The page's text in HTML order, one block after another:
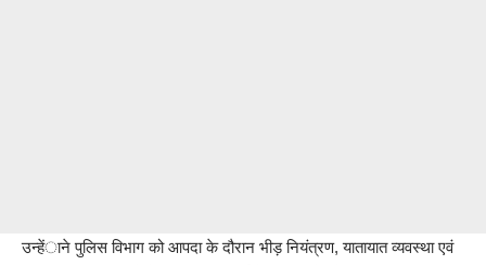
उन्हेंाने पुलिस विभाग को आपदा के दौरान भीड़ नियंत्रण, यातायात व्यवस्था एवं